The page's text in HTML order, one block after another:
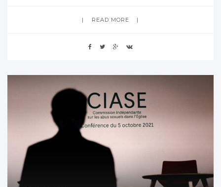
READ MORE